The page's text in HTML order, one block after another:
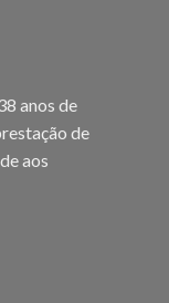
anos de
de
aos